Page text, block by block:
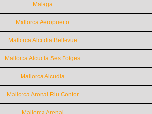
Malaga
Mallorca Aeropuerto
Mallorca Alcudia Bellevue
Mallorca Alcudia Ses Fotges
Mallorca Alcudia
Mallorca Arenal Riu Center
Mallorca Arenal